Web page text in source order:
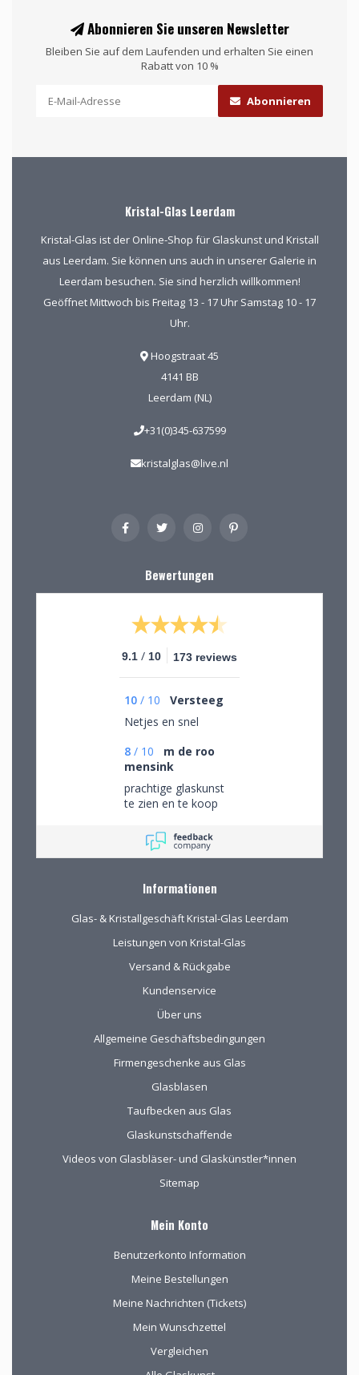
Abonnieren Sie unseren Newsletter
Bleiben Sie auf dem Laufenden und erhalten Sie einen
Rabatt von 10 %
Abonnieren
Kristal-Glas Leerdam
Kristal-Glas ist der Online-Shop für Glaskunst und Kristall
aus Leerdam. Sie können uns auch in unserer Galerie in
Leerdam besuchen. Sie sind herzlich willkommen!
Geöffnet Mittwoch bis Freitag 13 - 17 Uhr Samstag 10 - 17
Uhr.
Hoogstraat 45
4141 BB
Leerdam (NL)
+31(0)345-637599
kristalglas@live.nl
Bewertungen
9.1 / 10 173 reviews
10 / 10
Versteeg
Netjes en snel
8 / 10
m de roo
mensink
prachtige glaskunst
te zien en te koop
Informationen
Glas- & Kristallgeschäft Kristal-Glas Leerdam
Leistungen von Kristal-Glas
Versand & Rückgabe
Kundenservice
Über uns
Allgemeine Geschäftsbedingungen
Firmengeschenke aus Glas
Glasblasen
Taufbecken aus Glas
Glaskunstschaffende
Videos von Glasbläser- und Glaskünstler*innen
Sitemap
Mein Konto
Benutzerkonto Information
Meine Bestellungen
Meine Nachrichten (Tickets)
Mein Wunschzettel
Vergleichen